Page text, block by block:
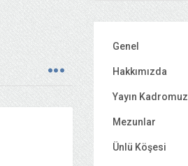
Genel
Hakkımızda
Yayın Kadromuz
Mezunlar
Ünlü Köşesi